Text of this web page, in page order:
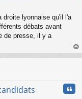
droite lyonnaise qu'il l'a
débats avant
de presse, il y a
au